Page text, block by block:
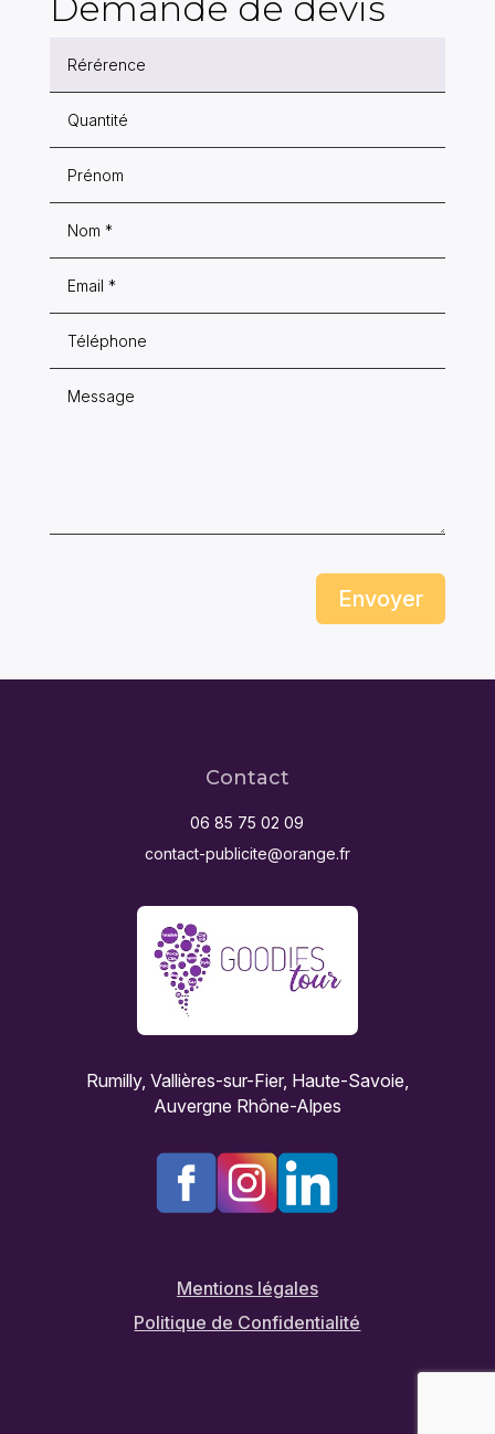
Envoyer
Contact
06 85 75 02 09
contact-publicite@orange.fr
Rumilly, Vallières-sur-Fier, Haute-Savoie,
Auvergne Rhône-Alpes
Mentions légales
Politique de Confidentialité